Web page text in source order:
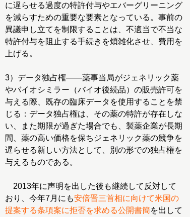
に遅らせる過度の特許付与やエバーグリーニング
を減らすための重要な要素となっている。事前の
異議申し立てを制限することは、不適当で不当な
特許付与を阻止する手続きを煩雑化させ、費用を
上げる。
3）データ独占権――薬事当局がジェネリック薬
やバイオシミラー（バイオ後続品）の販売許可を
与える際、既存の臨床データを使用することを禁
じる：データ独占権は、その薬の特許が存在しな
い、また期限が過ぎた場合でも、製薬企業が長期
間、薬の高い価格を保ちジェネリック薬の競争を
遅らせる新しい方法として、別の形での独占権を
与えるものである。
2013年に声明を出した後も継続して反対して
おり、今年7月にも安倍晋三首相に向けて米国の
提案する条項案に拒否を求める公開書簡を出して